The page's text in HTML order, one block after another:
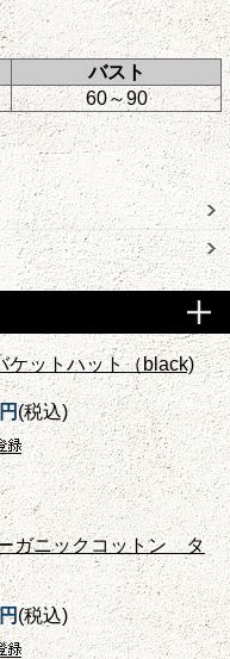
バスト
60～90
ケットハット（black)
(税込)
ガニックコットン タ
(税込)